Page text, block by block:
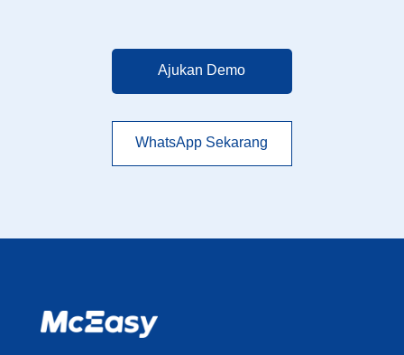
Ajukan Demo
WhatsApp Sekarang